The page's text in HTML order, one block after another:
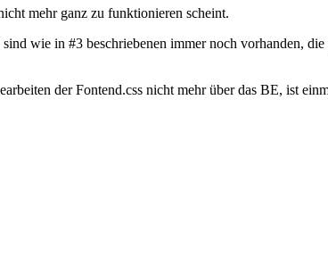
mehr ganz zu funktionieren scheint.
wie in #3 beschriebenen immer noch vorhanden,
der Fontend.css nicht mehr über das BE, ist